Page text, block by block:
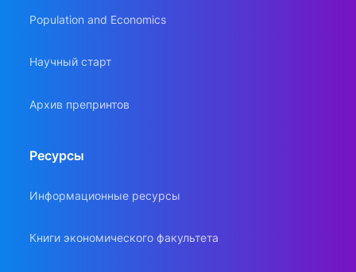
Population and Economics
Научный старт
Архив препринтов
Ресурсы
Информационные ресурсы
Книги экономического факультета